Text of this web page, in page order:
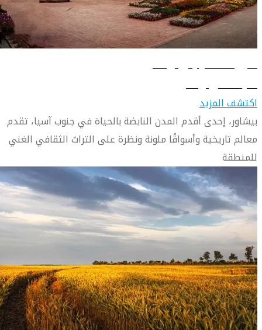
دليل السفر إلى بيشاور
تعرّف على بيشاور
اكتشف المزيد
بيشاور، إحدى أقدم المدن النابضة بالحياة في جنوب آسيا، تقدم
معالم تاريخية وأسواقًا ملونة ونظرة على التراث الثقافي الغني
للمنطقة